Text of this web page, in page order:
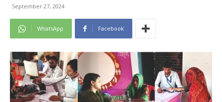
September 27, 2024
WhatsApp Facebook